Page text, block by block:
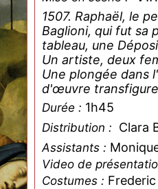
1507. Raphaël, le
Baglioni, qui fut sa
tableau, une
Un artiste, deux
Une plongée dans
d'œuvre
Durée : 1h45
Distribution : Clara
Assistants :
Video de
Costumes :